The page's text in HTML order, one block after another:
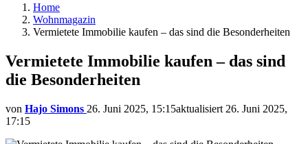
Home
Wohnmagazin
Vermietete Immobilie kaufen – das sind die Besonderheiten
Vermietete Immobilie kaufen – das sind
die Besonderheiten
von Hajo Simons 26. Juni 2025, 15:15aktualisiert 26. Juni 2025,
17:15